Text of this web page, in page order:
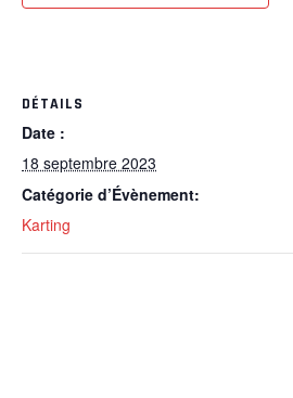
DÉTAILS
Date :
18 septembre 2023
Catégorie d’Évènement:
Karting